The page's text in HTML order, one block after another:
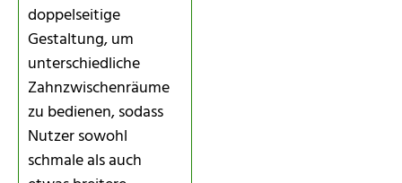
doppelseitige
Gestaltung, um
unterschiedliche
Zahnzwischenräume
zu bedienen, sodass
Nutzer sowohl
schmale als auch